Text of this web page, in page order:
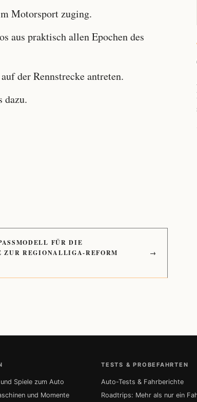
Motorsport zuging.
praktisch allen Epochen des
der Rennstrecke antreten.
FÜR DIE
ZUR REGIONALLIGA-REFORM
→
Spiele zum Auto
und Momente
TESTS & PROBEFAHRTEN
Auto-Tests & Fahrberichte
Roadtrips: Mehr als nur ein